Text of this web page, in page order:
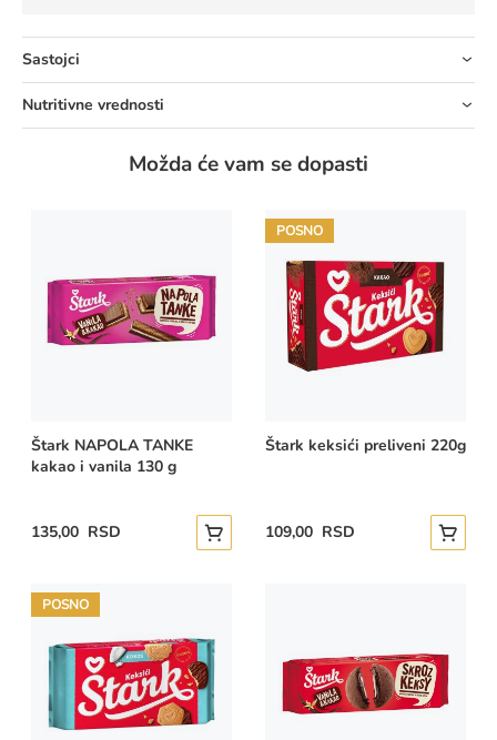
Sastojci
Nutritivne vrednosti
Možda će vam se dopasti
Štark NAPOLA TANKE
kakao i vanila 130 g
135,00 RSD Dodajte u korpu
POSNO
Štark keksići preliveni 220g
109,00 RSD
POSNO